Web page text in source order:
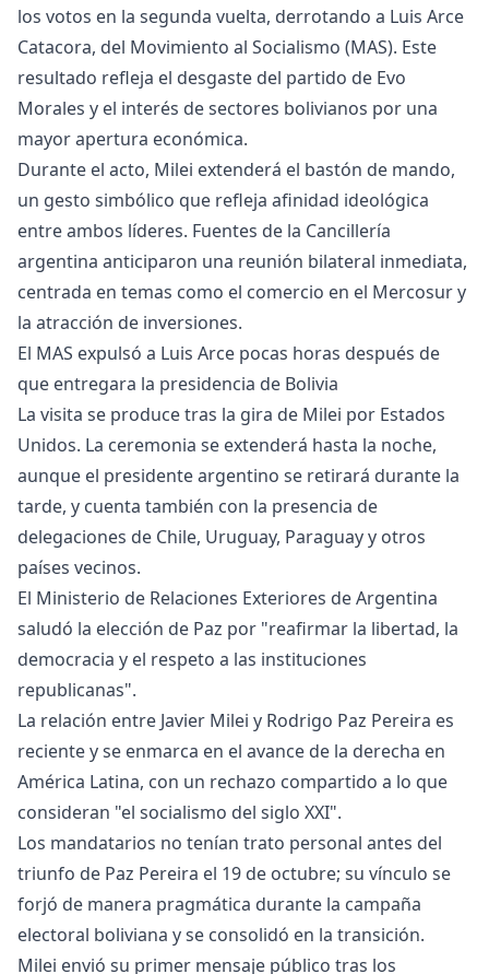
los votos en la segunda vuelta, derrotando a Luis Arce
Catacora, del Movimiento al Socialismo (MAS). Este
resultado refleja el desgaste del partido de Evo
Morales y el interés de sectores bolivianos por una
mayor apertura económica.
Durante el acto, Milei extenderá el bastón de mando,
un gesto simbólico que refleja afinidad ideológica
entre ambos líderes. Fuentes de la Cancillería
argentina anticiparon una reunión bilateral inmediata,
centrada en temas como el comercio en el Mercosur y
la atracción de inversiones.
El MAS expulsó a Luis Arce pocas horas después de
que entregara la presidencia de Bolivia
La visita se produce tras la gira de Milei por Estados
Unidos. La ceremonia se extenderá hasta la noche,
aunque el presidente argentino se retirará durante la
tarde, y cuenta también con la presencia de
delegaciones de Chile, Uruguay, Paraguay y otros
países vecinos.
El Ministerio de Relaciones Exteriores de Argentina
saludó la elección de Paz por "reafirmar la libertad, la
democracia y el respeto a las instituciones
republicanas".
La relación entre Javier Milei y Rodrigo Paz Pereira es
reciente y se enmarca en el avance de la derecha en
América Latina, con un rechazo compartido a lo que
consideran "el socialismo del siglo XXI".
Los mandatarios no tenían trato personal antes del
triunfo de Paz Pereira el 19 de octubre; su vínculo se
forjó de manera pragmática durante la campaña
electoral boliviana y se consolidó en la transición.
Milei envió su primer mensaje público tras los